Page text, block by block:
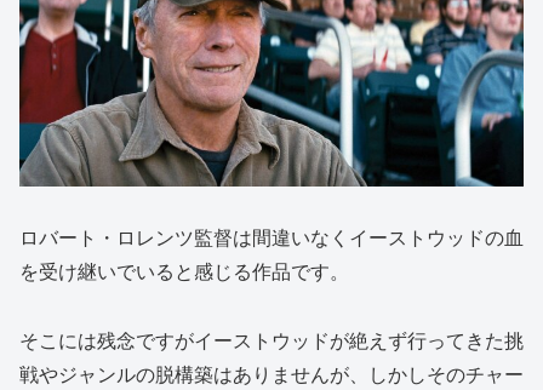
ロバート・ロレンツ監督は間違いなくイーストウッドの血
を受け継いでいると感じる作品です。
そこには残念ですがイーストウッドが絶えず行ってきた挑
戦やジャンルの脱構築はありませんが、しかしそのチャー